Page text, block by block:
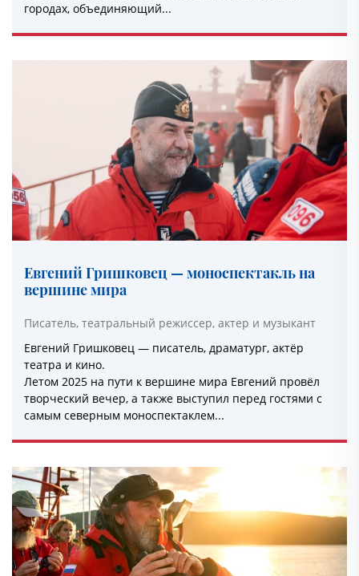
городах, объединяющий...
Евгений Гришковец — моноспектакль на
вершине мира
Писатель, театральный режиссер, актер и музыкант
Евгений Гришковец — писатель, драматург, актёр
театра и кино.
Летом 2025 на пути к вершине мира Евгений провёл
творческий вечер, а также выступил перед гостями с
самым северным моноспектаклем...